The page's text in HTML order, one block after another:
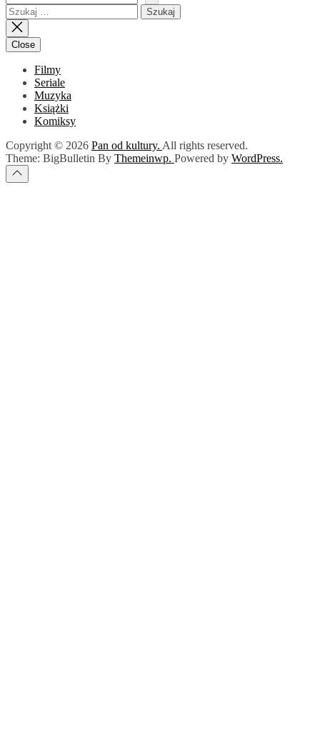
Szukaj:
Close
Filmy
Seriale
Muzyka
Książki
Komiksy
Copyright © 2026 Pan od kultury. All rights reserved.
Theme: BigBulletin By Themeinwp. Powered by WordPress.